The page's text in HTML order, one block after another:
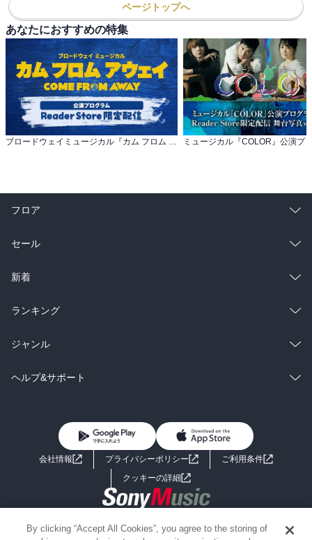
ページトップへ
あなたにおすすめの特集
フロア
総合
ラノベ
雑誌・グラビア
BL・TL
セール
総合
ラノベ
雑誌・グラビア
BL・TL
新着
総合
ラノベ
雑誌・グラビア
ランキング
総合
ラノベ
ジャンル
コミック
ライトノベル 男子向けラノベ
小説
海外小説
ミステリー SF
ヘルプ&サポート
よくあるご質問 お問い合わせ
会社情報 プライバシーポリシー
ご利用条件
クッキーの詳細
Copyright 2017 - 2026 Sony Music Entertainment(Japan) Inc.
Information on the site is for the Japan domestic market only
By clicking “Accept All Cookies”, you agree to the storing of